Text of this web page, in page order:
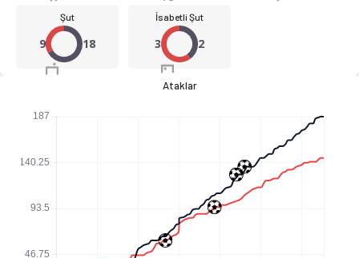
Şut
9 18
İsabetli Şut
3 2
Ataklar